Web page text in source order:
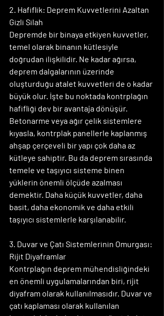
2. Hafiflik: Deprem Kuvvetlerini Azaltan
Gizli Silah
Depremde bir binaya etkiyen kuvvetler,
temel olarak binanın kütlesiyle
doğrudan ilişkilidir. Ne kadar ağırsa,
deprem dalgalarının üzerinde
oluşturduğu atalet kuvvetleri de o kadar
büyük olur. İşte bu noktada kontrplağın
hafifliği dev bir avantaja dönüşür.
Betonarme veya ağır çelik sistemlere
kıyasla, kontrplak panellerle kaplanmış
ahşap çerçeveli bir yapı çok daha az
kütleye sahiptir. Bu da deprem sırasında
temele ve taşıyıcı sisteme binen
yüklerin önemli ölçüde azalması
demektir. Daha küçük kuvvetler, daha
basit, daha ekonomik ve daha etkili
taşıyıcı sistemlerle karşılanabilir.
3. Duvar ve Çatı Sistemlerinin Omurgası:
Rijit Diyaframlar
Kontrplağın deprem mühendisliğindeki
en önemli uygulamalarından biri, rijit
diyafram olarak kullanılmasıdır. Duvar ve
çatı kaplaması olarak kullanılan